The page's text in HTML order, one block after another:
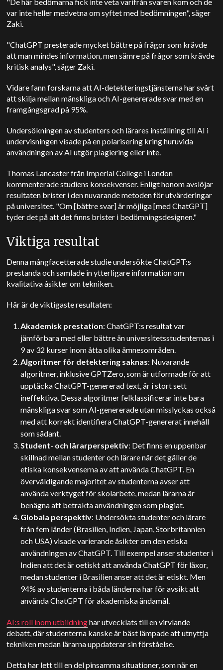
var inte heller medvetna om syftet med bedömningen", säger
Zaki.
"ChatGPT presterade mycket bättre på frågor som krävde
att man mindes information, men sämre på frågor som krävde
kritisk analys", säger Zaki.
Vidare fann forskarna att AI-detekteringstjänsterna har svårt
att skilja mellan mänskliga och AI-genererade svar med en
framgångsgrad på 95%.
Undersökningen av studenters och lärares inställning till AI i
undervisningen visade på en polarisering kring huruvida
användningen av AI utgör plagiering eller inte.
Thomas Lancaster från Imperial College i London
kommenterade studiens konsekvenser. Enligt honom avslöjar
resultaten brister i den nuvarande metoden för utvärderingar
på universitet. "Om [bättre svar] är möjliga [med ChatGPT]
tyder det på att det finns brister i bedömningsdesignen."
Viktiga resultat
Denna mångfacetterade studie undersökte ChatGPT:s
prestanda och samlade in ytterligare information om
kvalitativa åsikter om tekniken.
Här är de viktigaste resultaten:
Akademisk prestation: ChatGPT:s resultat var
jämförbara med eller bättre än universitetsstudenternas i
9 av 32 kurser inom åtta olika ämnesområden.
Algoritmer för detektering saknas: Nuvarande
algoritmer, inklusive GPTZero, som är utformade för att
upptäcka ChatGPT-genererad text, är i stort sett
ineffektiva. Dessa algoritmer felklassificerar inte bara
mänskliga svar som AI-genererade utan misslyckas också
med att korrekt identifiera ChatGPT-genererat innehåll
som sådant.
Student- och lärarperspektiv: Det finns en uppenbar
skillnad mellan studenter och lärare när det gäller de
etiska konsekvenserna av att använda ChatGPT. En
överväldigande majoritet av studenterna avser att
använda verktyget för skolarbete, medan lärarna är
benägna att betrakta användningen som plagiat.
Globala perspektiv: Undersökta studenter och lärare
från fem länder (Brasilien, Indien, Japan, Storbritannien
och USA) visade varierande åsikter om den etiska
användningen av ChatGPT. Till exempel anser studenter i
Indien att det är oetiskt att använda ChatGPT för läxor,
medan studenter i Brasilien anser att det är etiskt. Men
94% av studenterna i båda länderna har för avsikt att
använda ChatGPT för akademiska ändamål.
AI:s roll inom utbildninghar utvecklats till en virvlande
debatt, där studenterna kanske är bäst lämpade att utnyttja
tekniken medan lärarna uppdaterar sin förståelse.
Detta har lett till en del pinsamma situationer, som när en